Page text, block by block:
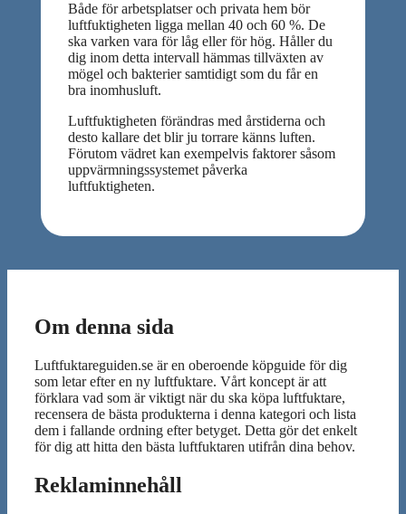
Både för arbetsplatser och privata hem bör
luftfuktigheten ligga mellan 40 och 60 %. De
ska varken vara för låg eller för hög. Håller du
dig inom detta intervall hämmas tillväxten av
mögel och bakterier samtidigt som du får en
bra inomhusluft.
Luftfuktigheten förändras med årstiderna och
desto kallare det blir ju torrare känns luften.
Förutom vädret kan exempelvis faktorer såsom
uppvärmningssystemet påverka
luftfuktigheten.
Om denna sida
Luftfuktareguiden.se är en oberoende köpguide för dig
som letar efter en ny luftfuktare. Vårt koncept är att
förklara vad som är viktigt när du ska köpa luftfuktare,
recensera de bästa produkterna i denna kategori och lista
dem i fallande ordning efter betyget. Detta gör det enkelt
för dig att hitta den bästa luftfuktaren utifrån dina behov.
Reklaminnehåll